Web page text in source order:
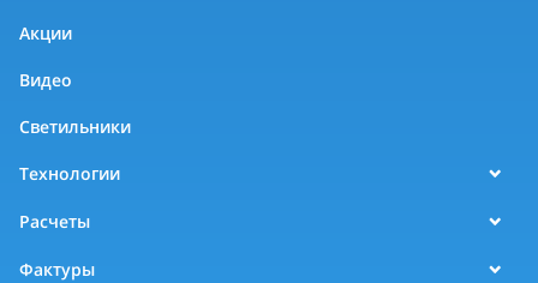
Акции
Видео
Светильники
Технологии
Расчеты
Фактуры